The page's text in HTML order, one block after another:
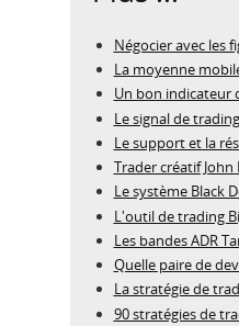
Négocier avec les
La moyenne
Un bon indicateur
Le signal de
Le support et la
Trader créatif John
Le système Black
L'outil de trading
Les bandes ADR
Quelle paire de
La stratégie de
90 stratégies de